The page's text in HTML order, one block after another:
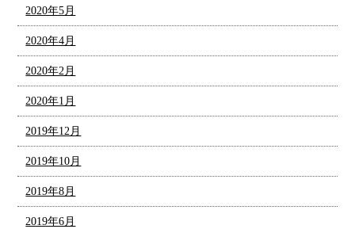
2020年5月
2020年4月
2020年2月
2020年1月
2019年12月
2019年10月
2019年8月
2019年6月